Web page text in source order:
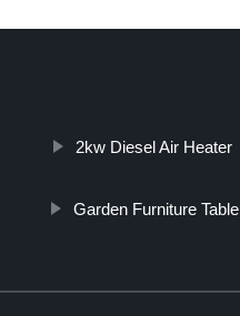
2kw Diesel Air Heater
Garden Furniture Table